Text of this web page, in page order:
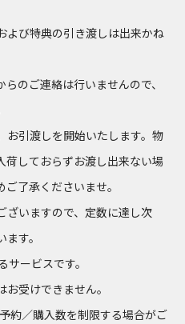
び特典の引き渡しは出来かね
のご連絡は行いませんので、
引渡しを開始いたします。物
荷しておらずお渡し出来ない場
了承くださいませ。
いますので、定数に達し次
す。
ービスです。
受けできません。
約／購入数を制限する場合がご